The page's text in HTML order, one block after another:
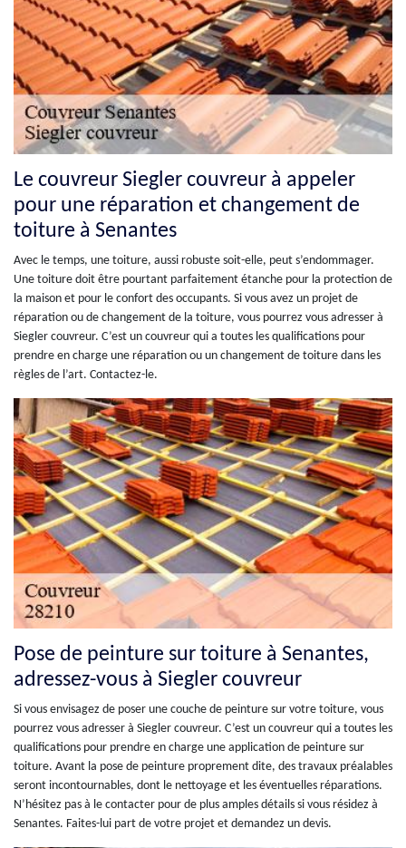
Le couvreur Siegler couvreur à appeler
pour une réparation et changement de
toiture à Senantes
Avec le temps, une toiture, aussi robuste soit-elle, peut s’endommager.
Une toiture doit être pourtant parfaitement étanche pour la protection de
la maison et pour le confort des occupants. Si vous avez un projet de
réparation ou de changement de la toiture, vous pourrez vous adresser à
Siegler couvreur. C’est un couvreur qui a toutes les qualifications pour
prendre en charge une réparation ou un changement de toiture dans les
règles de l’art. Contactez-le.
Pose de peinture sur toiture à Senantes,
adressez-vous à Siegler couvreur
Si vous envisagez de poser une couche de peinture sur votre toiture, vous
pourrez vous adresser à Siegler couvreur. C’est un couvreur qui a toutes les
qualifications pour prendre en charge une application de peinture sur
toiture. Avant la pose de peinture proprement dite, des travaux préalables
seront incontournables, dont le nettoyage et les éventuelles réparations.
N’hésitez pas à le contacter pour de plus amples détails si vous résidez à
Senantes. Faites-lui part de votre projet et demandez un devis.